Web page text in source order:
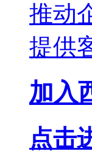
推动
提供
加入
点击